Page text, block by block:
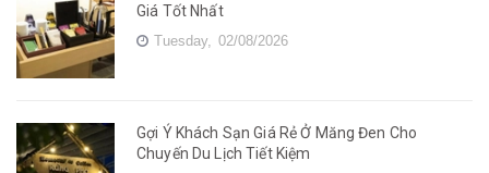
Giá Tốt Nhất
Tuesday, 02/08/2026
Gợi Ý Khách Sạn Giá Rẻ Ở Măng Đen Cho
Chuyến Du Lịch Tiết Kiệm